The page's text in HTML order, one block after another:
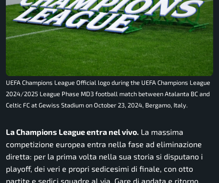
UEFA Champions League Official logo during the UEFA Champions League
2024/2025 League Phase MD3 football match between Atalanta BC and
Celtic FC at Gewiss Stadium on October 23, 2024, Bergamo, Italy.
La Champions League entra nel vivo. La massima
competizione europea entra nella fase ad eliminazione
diretta: per la prima volta nella sua storia si disputano i
playoff, dei veri e propri sedicesimi di finale, con otto
partite e sedici squadre al via. Gare di andata e ritorno,